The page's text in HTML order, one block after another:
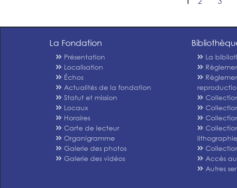
La Fondation
Présentation
Localisation
Échos
Actualités de la fondation
Statut et mission
Locaux
Horaires
Carte de lecteur
Organigramme
Galerie des photos
Galerie des vidéos
La
Accès
Autres